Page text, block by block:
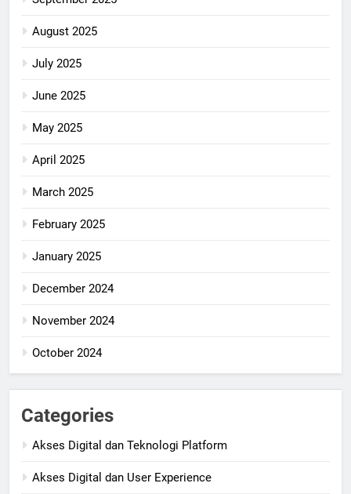
August 2025
July 2025
June 2025
May 2025
April 2025
March 2025
February 2025
January 2025
December 2024
November 2024
October 2024
Categories
Akses Digital dan Teknologi Platform
Akses Digital dan User Experience